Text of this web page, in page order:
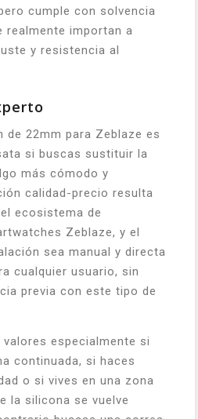
cumple con solvencia
realmente importan a
y resistencia al
de 22mm para Zeblaze es
si buscas sustituir la
más cómodo y
calidad-precio resulta
ecosistema de
Zeblaze, y el
sea manual y directa
cualquier usuario, sin
previa con este tipo de
especialmente si
continuada, si haces
o si vives en una zona
la silicona se vuelve